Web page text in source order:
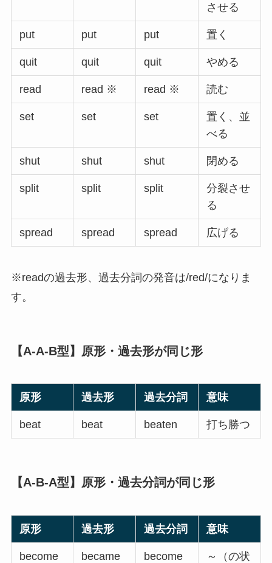
させる
put put put 置く
quit quit quit やめる
read read ※ read ※ 読む
set set set
置く、並
べる
shut shut shut 閉める
split split split
分裂させ
る
spread spread spread 広げる
※readの過去形、過去分詞の発音は/red/になりま
す。
【A-A-B型】原形・過去形が同じ形
原形 過去形 過去分詞 意味
beat beat beaten 打ち勝つ
【A-B-A型】原形・過去分詞が同じ形
原形 過去形 過去分詞 意味
become became become
～（の状